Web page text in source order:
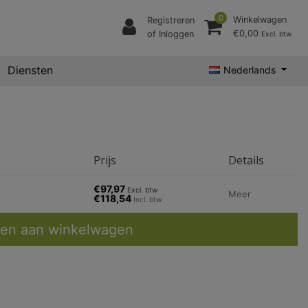
Registreren
of Inloggen
0
Winkelwagen
€0,00 Excl. btw
Diensten Nederlands
Prijs Details
€97,97 Excl. btw
€118,54 Incl. btw
Meer
aan winkelwagen